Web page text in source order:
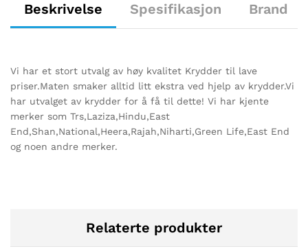
Beskrivelse Spesifikasjon Brand
Vi har et stort utvalg av høy kvalitet Krydder til lave
priser.Maten smaker alltid litt ekstra ved hjelp av krydder.Vi
har utvalget av krydder for å få til dette! Vi har kjente
merker som Trs,Laziza,Hindu,East
End,Shan,National,Heera,Rajah,Niharti,Green Life,East End
og noen andre merker.
Relaterte produkter